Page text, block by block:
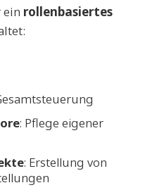
ein rollenbasiertes
: Pflege eigener
: Erstellung von